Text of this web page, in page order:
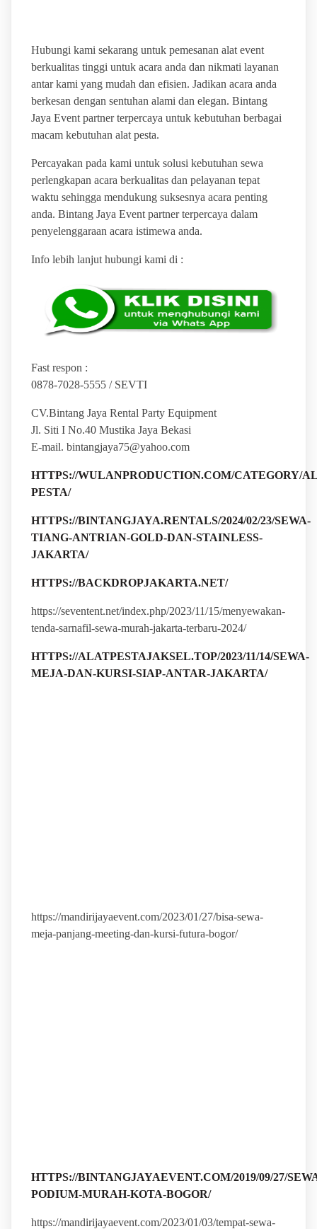
Hubungi kami sekarang untuk pemesanan alat event
berkualitas tinggi untuk acara anda dan nikmati layanan
antar kami yang mudah dan efisien. Jadikan acara anda
berkesan dengan sentuhan alami dan elegan. Bintang
Jaya Event partner terpercaya untuk kebutuhan berbagai
macam kebutuhan alat pesta.
Percayakan pada kami untuk solusi kebutuhan sewa
perlengkapan acara berkualitas dan pelayanan tepat
waktu sehingga mendukung suksesnya acara penting
anda. Bintang Jaya Event partner terpercaya dalam
penyelenggaraan acara istimewa anda.
Info lebih lanjut hubungi kami di :
Fast respon :
0878-7028-5555 / SEVTI
CV.Bintang Jaya Rental Party Equipment
Jl. Siti I No.40 Mustika Jaya Bekasi
E-mail. bintangjaya75@yahoo.com
HTTPS://WULANPRODUCTION.COM/CATEGORY/
PESTA/
HTTPS://BINTANGJAYA.RENTALS/2024/02/23/SEWA-
TIANG-ANTRIAN-GOLD-DAN-STAINLESS-
JAKARTA/
HTTPS://BACKDROPJAKARTA.NET/
https://seventent.net/index.php/2023/11/15/menyewakan-
tenda-sarnafil-sewa-murah-jakarta-terbaru-2024/
HTTPS://ALATPESTAJAKSEL.TOP/2023/11/14/SEWA-
MEJA-DAN-KURSI-SIAP-ANTAR-JAKARTA/
https://mandirijayaevent.com/2023/01/27/bisa-sewa-
meja-panjang-meeting-dan-kursi-futura-bogor/
HTTPS://BINTANGJAYAEVENT.COM/2019/09/27/
PODIUM-MURAH-KOTA-BOGOR/
https://mandirijayaevent.com/2023/01/03/tempat-sewa-